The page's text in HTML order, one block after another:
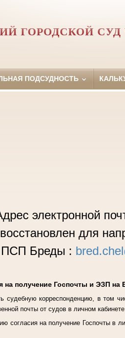
ГОРОДСКОЙ
ПОДСУДНОСТЬ
электронной
для
Бреды :
на получение Госпочты и ЭЗП на
судебную корреспонденцию, в том
почты от судов в личном
согласия на получение Госпочты в